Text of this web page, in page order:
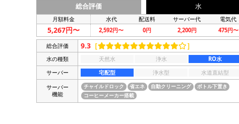
総合評価 水
月額料金 水代 配送料 サーバー代 電気代
5,267円〜 2,592円〜 0円 2,200円 475円〜
総合評価 9.3 ［ ］
水の種類 天然水 浄水
RO水
サーバー
宅配型 浄水型
水道直結型
サーバー
機能
チャイルドロック 省エネ 自動クリーニング
ボトル下置き
コーヒーメーカー搭載